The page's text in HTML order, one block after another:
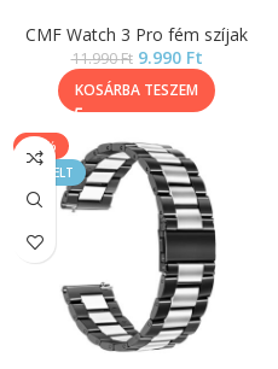
CMF Watch 3 Pro fém szíjak
11.990Ft 9.990 Ft
KOSÁRBA TESZEM
-17%
KIEMELT